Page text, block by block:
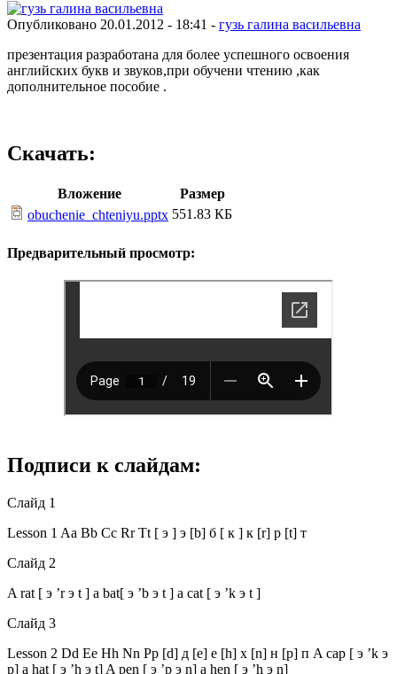
Опубликовано 20.01.2012 - 18:41 - гузь галина васильевна
презентация разработана для более успешного освоения
английских букв и звуков,при обучени чтению ,как
дополнительное пособие .
Скачать:
Вложение
Размер
obuchenie_chteniyu.pptx 551.83 КБ
Предварительный просмотр:
Подписи к слайдам:
Слайд 1
Lesson 1 Aa Bb Cc Rr Tt [ э ] э [b] б [ к ] к [r] р [t] т
Слайд 2
A rat [ э ’r э t ] a bat[ э ’b э t ] a cat [ э ’k э t ]
Слайд 3
Lesson 2 Dd Ee Hh Nn Pp [d] д [e] е [h] х [n] н [p] п A cap [ э ’k э
p] a hat [ э ’h э t] A pen [ э ’p э n] a hen [ э ’h э n]